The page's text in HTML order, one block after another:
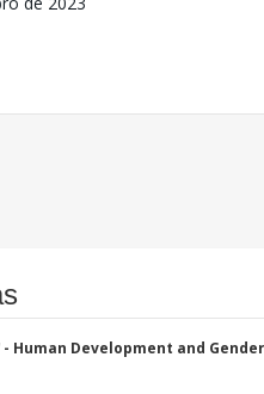
- Human Development and Gender